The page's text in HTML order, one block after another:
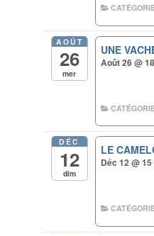
AOÛT
26
mer
UNE
Août 26 @
DÉC
12
dim
LE
Déc 12 @